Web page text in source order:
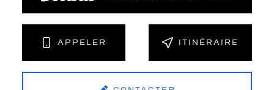
APPELER ITINÉRAIRE